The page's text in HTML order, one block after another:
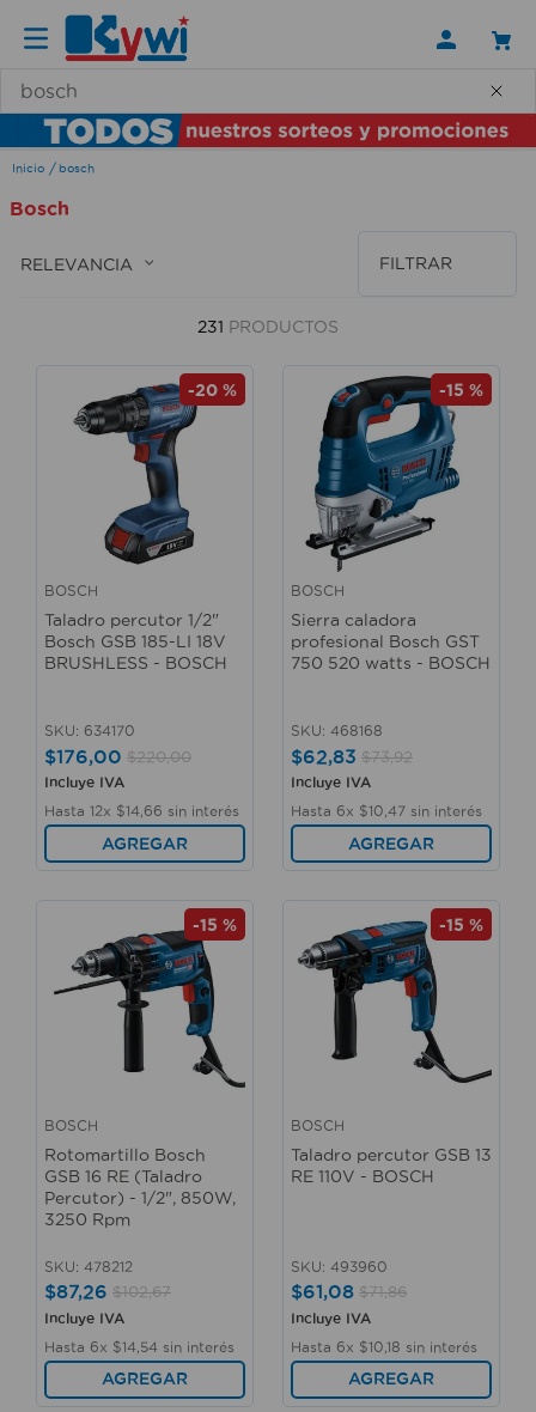
bosch
Bosch
RELEVANCIA FILTRAR
231 PRODUCTOS
-20 %
BOSCH
Taladro percutor 1/2"
Bosch GSB 185-LI 18V
BRUSHLESS - BOSCH
SKU: 634170
$176,00 $220,00
Incluye IVA
Hasta 12x $14 66 sin interés
AGREGAR
-15 %
BOSCH
Sierra caladora
profesional Bosch GST
750 520 watts - BOSCH
SKU: 468168
$62,83 $73,92
Incluye IVA
Hasta 6x $10 47 sin interés
AGREGAR
-15 %
BOSCH
Rotomartillo Bosch
GSB 16 RE (Taladro
Percutor) - 1/2", 850W,
3250 Rpm
SKU: 478212
$87,26 $102,67
Incluye IVA
Hasta 6x $14 54 sin interés
AGREGAR
-15 %
BOSCH
Taladro percutor GSB 13
RE 110V - BOSCH
SKU: 493960
$61,08 $71,86
Incluye IVA
Hasta 6x $10 18 sin interés
AGREGAR